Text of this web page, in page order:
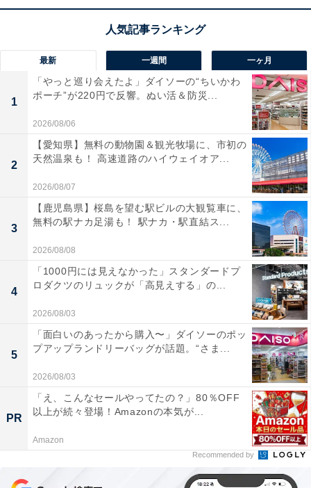
1 2
最新 一週間 一ヶ月
1
「やっと巡り会えたよ」ダイソーの“ちいかわ
ポーチ”が220円で反響。ぬい活＆防災...
2026/08/06
2
【愛知県】無料の動物園＆観光牧場に、市初の
天然温泉も！ 高速道路のハイウェイオア...
2026/08/07
3
【鹿児島県】桜島を望む駅ビルの大観覧車に、
無料の駅ナカ足湯も！ 駅ナカ・駅直結ス...
2026/08/08
4
「1000円には見えなかった」スタンダードプ
ロダクツのリュックが「高見えする」の...
2026/08/03
5
「面白いのあったから購入〜」ダイソーのポッ
プアップランドリーバッグが話題。“さま...
2026/08/03
PR
「え、こんなセールやってたの？」80％OFF
以上が続々登場！Amazonの本気が...
Amazon
Recommended by